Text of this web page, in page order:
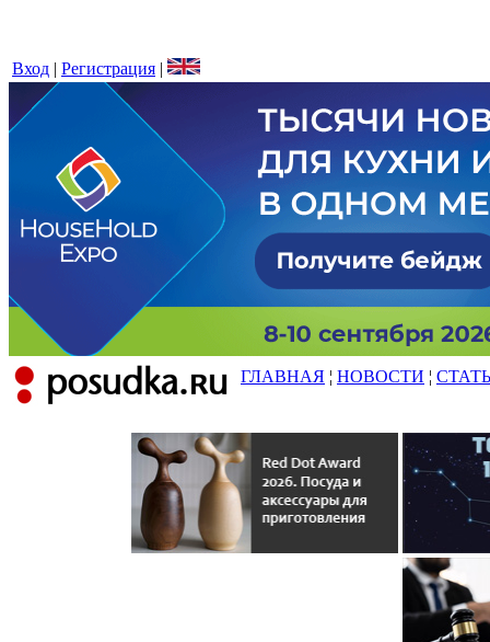
Вход | Регистрация |
ГЛАВНАЯ ¦ НОВОСТИ ¦